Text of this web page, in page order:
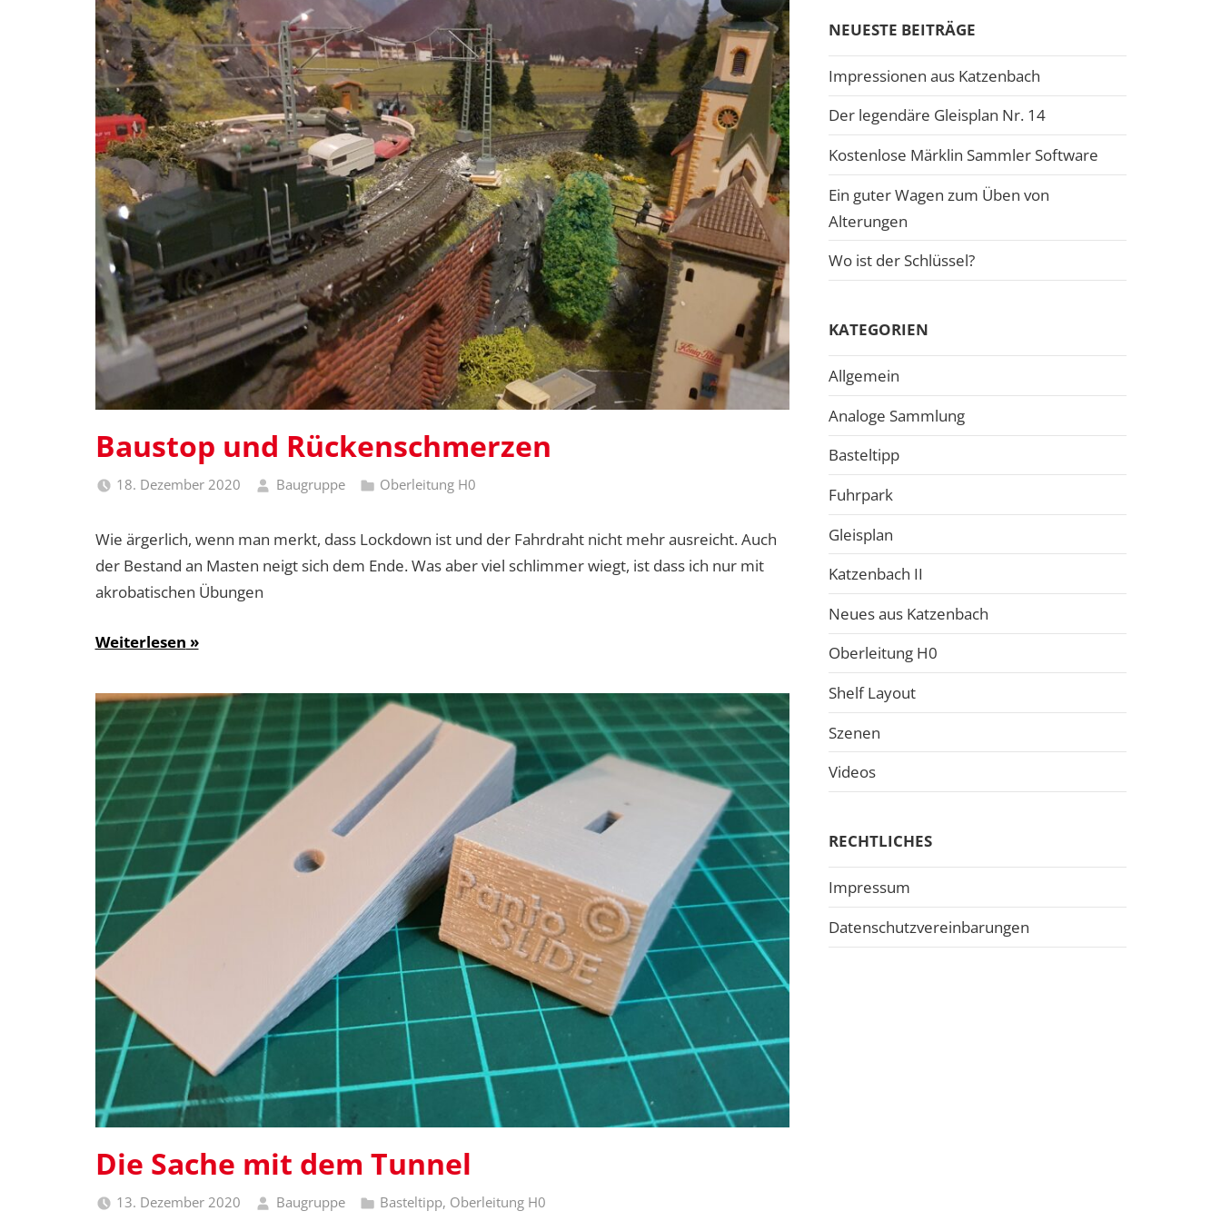
Baustop und Rückenschmerzen
18. Dezember 2020 Baugruppe Oberleitung H0
Wie ärgerlich, wenn man merkt, dass Lockdown ist und der Fahrdraht nicht mehr ausreicht. Auch
der Bestand an Masten neigt sich dem Ende. Was aber viel schlimmer wiegt, ist dass ich nur mit
akrobatischen Übungen
Weiterlesen
Die Sache mit dem Tunnel
13. Dezember 2020 Baugruppe Basteltipp, Oberleitung H0
NEUESTE BEITRÄGE
Impressionen aus Katzenbach
Der legendäre Gleisplan Nr. 14
Kostenlose Märklin Sammler Software
Ein guter Wagen zum Üben von
Alterungen
Wo ist der Schlüssel?
KATEGORIEN
Allgemein
Analoge Sammlung
Basteltipp
Fuhrpark
Gleisplan
Katzenbach II
Neues aus Katzenbach
Oberleitung H0
Shelf Layout
Szenen
Videos
RECHTLICHES
Impressum
Datenschutzvereinbarungen